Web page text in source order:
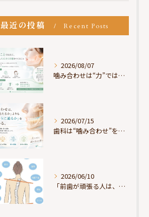
最近の投稿 Recent Posts
2026/08/07
噛み合わせは“力”ではなく“許可”である
2026/07/15
歯科は“噛み合わせ”を見ているが、身体は“通り道”を見ている
2026/06/10
「前歯が頑張る人は、だいたい疲れている」